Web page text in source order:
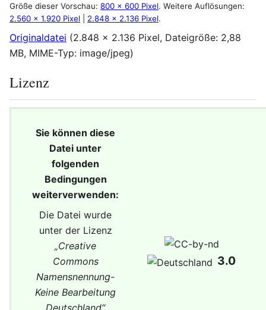
Größe dieser Vorschau: 800 × 600 Pixel. Weitere Auflösungen:
2.560 × 1.920 Pixel
2.848 × 2.136 Pixel.
Originaldatei (2.848 × 2.136 Pixel, Dateigröße: 2,88
MB, MIME-Typ: image/jpeg)
Lizenz
Sie können diese
Datei unter
folgenden
Bedingungen
weiterverwenden:
Die Datei wurde
unter der Lizenz
„Creative
Commons
Namensnennung-
Keine Bearbeitung
Deutschland“
3.0